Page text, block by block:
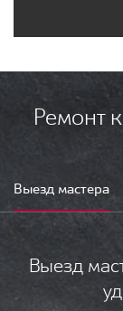
Ремонт
Выезд мастера
Выезд